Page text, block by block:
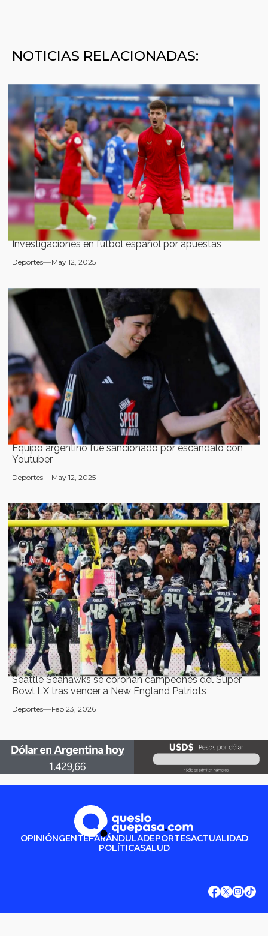
NOTICIAS RELACIONADAS:
Investigaciones en fútbol español por apuestas
Deportes May 12, 2025
Equipo argentino fue sancionado por escándalo con
Youtuber
Deportes May 12, 2025
Seattle Seahawks se coronan campeones del Super
Bowl LX tras vencer a New England Patriots
Deportes Feb 23, 2026
OPINIÓNGENTEFARÁNDULADEPORTESACTUALIDAD
POLÍTICASALUD